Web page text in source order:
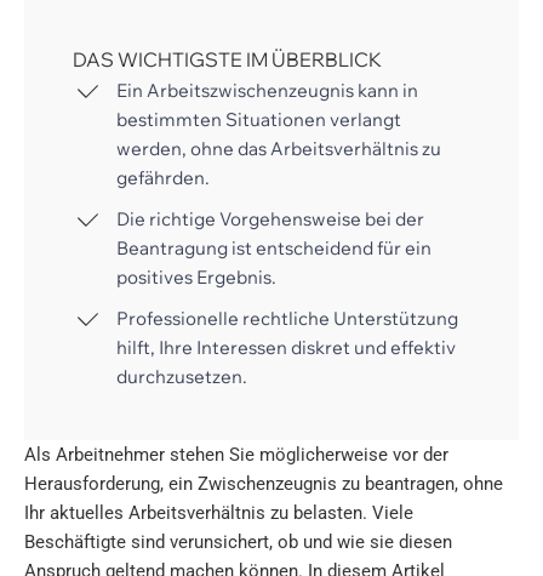
DAS WICHTIGSTE IM ÜBERBLICK
Ein Arbeitszwischenzeugnis kann in
bestimmten Situationen verlangt
werden, ohne das Arbeitsverhältnis zu
gefährden.
Die richtige Vorgehensweise bei der
Beantragung ist entscheidend für ein
positives Ergebnis.
Professionelle rechtliche Unterstützung
hilft, Ihre Interessen diskret und effektiv
durchzusetzen.
Als Arbeitnehmer stehen Sie möglicherweise vor der
Herausforderung, ein Zwischenzeugnis zu beantragen, ohne
Ihr aktuelles Arbeitsverhältnis zu belasten. Viele
Beschäftigte sind verunsichert, ob und wie sie diesen
Anspruch geltend machen können. In diesem Artikel